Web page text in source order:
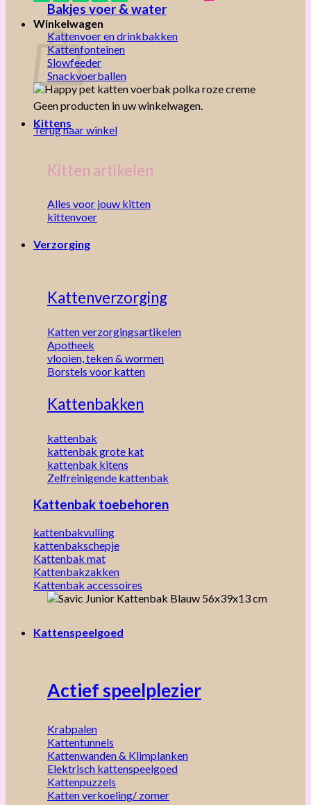
Winkelwagen
Geen producten in uw winkelwagen.
Terug naar winkel
Bakjes voer & water
Kattenvoer en drinkbakken
Kattenfonteinen
Slowfeeder
Snackvoerballen
Kittens
Kitten artikelen
Alles voor jouw kitten
kittenvoer
Verzorging
Kattenverzorging
Katten verzorgingsartikelen
Apotheek
vlooien, teken & wormen
Borstels voor katten
Kattenbakken
kattenbak
kattenbak grote kat
kattenbak kitens
Zelfreinigende kattenbak
Kattenbak toebehoren
kattenbakvulling
kattenbakschepje
Kattenbak mat
Kattenbakzakken
Kattenbak accessoires
Kattenspeelgoed
Actief speelplezier
Krabpalen
Kattentunnels
Kattenwanden & Klimplanken
Elektrisch kattenspeelgoed
Kattenpuzzels
Katten verkoeling/ zomer